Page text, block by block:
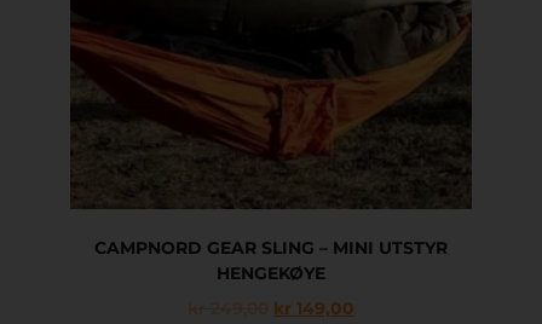
CAMPNORD GEAR SLING – MINI UTSTYR
HENGEKØYE
kr 149,00